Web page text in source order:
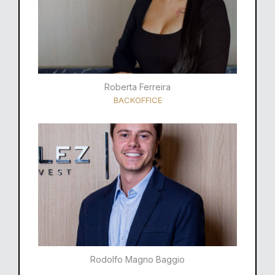
Roberta Ferreira
BACKOFFICE
Rodolfo Magno Baggio​​